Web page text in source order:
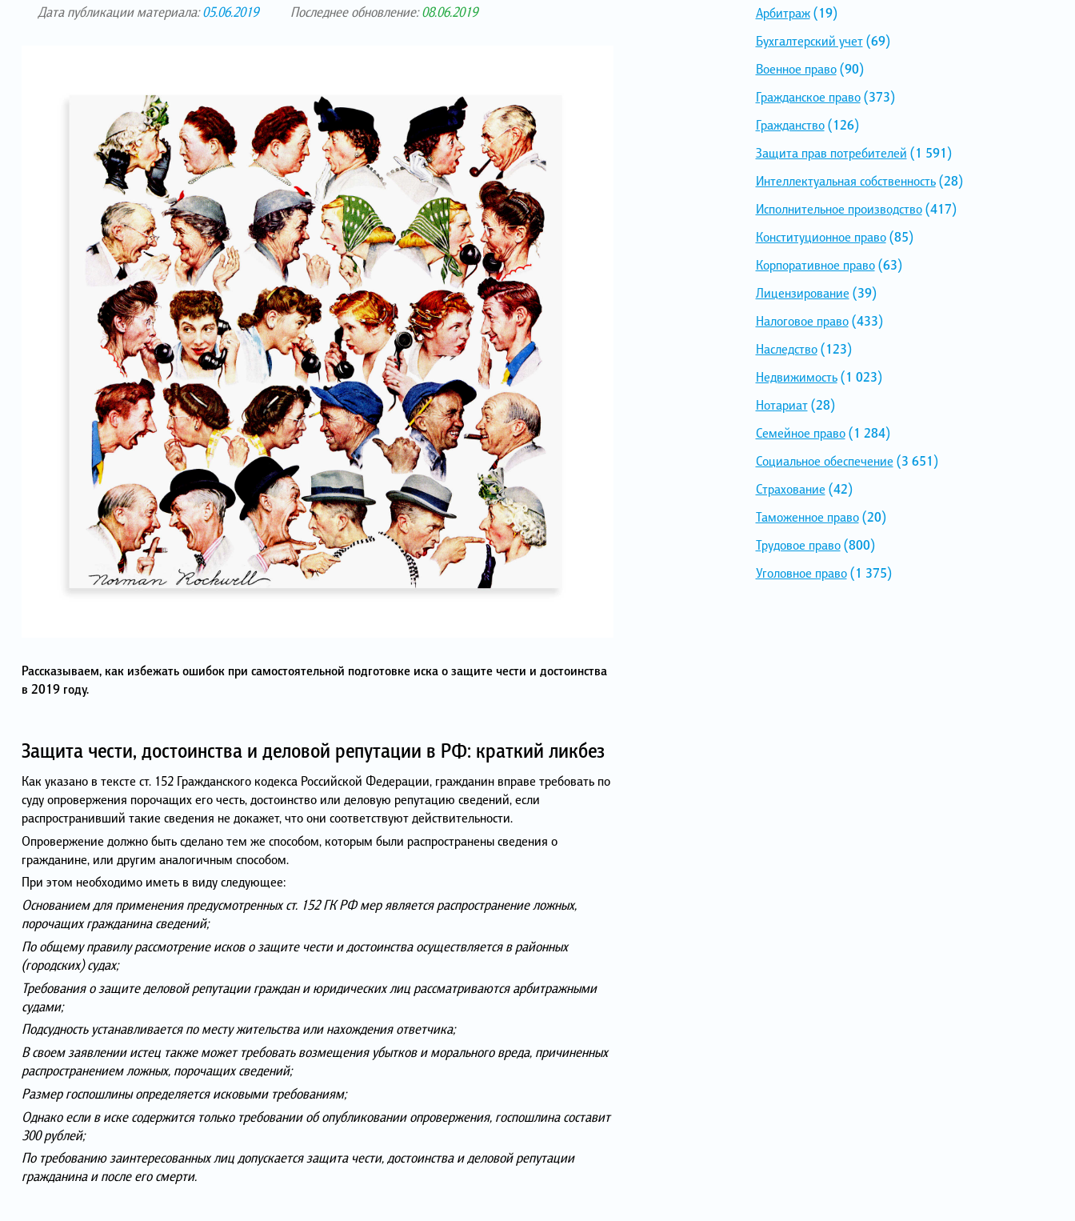
Дата публикации материала:05.06.2019 Последнее обновление:08.06.2019
Рассказываем, как избежать ошибок при самостоятельной подготовке иска о защите чести и достоинства
в 2019 году.
Защита чести, достоинства и деловой репутации в РФ: краткий ликбез
Как указано в тексте ст. 152 Гражданского кодекса Российской Федерации, гражданин вправе требовать по
суду опровержения порочащих его честь, достоинство или деловую репутацию сведений, если
распространивший такие сведения не докажет, что они соответствуют действительности.
Опровержение должно быть сделано тем же способом, которым были распространены сведения о
гражданине, или другим аналогичным способом.
При этом необходимо иметь в виду следующее:
Основанием для применения предусмотренных ст. 152 ГК РФ мер является распространение ложных,
порочащих гражданина сведений;
По общему правилу рассмотрение исков о защите чести и достоинства осуществляется в районных
(городских) судах;
Требования о защите деловой репутации граждан и юридических лиц рассматриваются арбитражными
судами;
Подсудность устанавливается по месту жительства или нахождения ответчика;
В своем заявлении истец также может требовать возмещения убытков и морального вреда, причиненных
распространением ложных, порочащих сведений;
Размер госпошлины определяется исковыми требованиям;
Однако если в иске содержится только требовании об опубликовании опровержения, госпошлина составит
300 рублей;
По требованию заинтересованных лиц допускается защита чести, достоинства и деловой репутации
гражданина и после его смерти.
Арбитраж(19)
Бухгалтерский учет(69)
Военное право(90)
Гражданское право(373)
Гражданство(126)
Защита прав потребителей (1 591)
Интеллектуальная собственность(28)
Исполнительное производство(417)
Конституционное право(85)
Корпоративное право(63)
Лицензирование (39)
Налоговое право(433)
Наследство(123)
Недвижимость(1 023)
Нотариат(28)
Семейное право(1 284)
Социальное обеспечение (3 651)
Страхование (42)
Таможенное право(20)
Трудовое право(800)
Уголовное право(1 375)